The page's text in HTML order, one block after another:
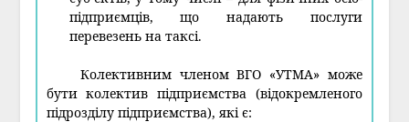
підприємців, що надають послуги
перевезень на таксі.
Колективним членом ВГО «УТМА» може
бути колектив підприємства (відокремленого
підрозділу підприємства), які є: